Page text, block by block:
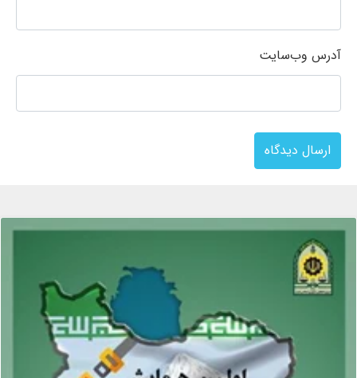
آدرس وب‌سایت
ارسال دیدگاه